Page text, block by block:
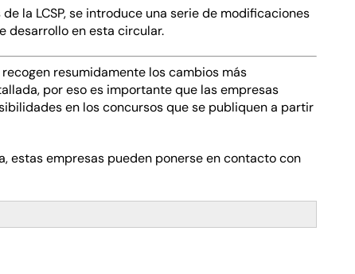
la LCSP, se introduce una serie de modificaciones
desarrollo en esta circular.
recogen resumidamente los cambios más
por eso es importante que las empresas
en los concursos que se publiquen a partir
estas empresas pueden ponerse en contacto con